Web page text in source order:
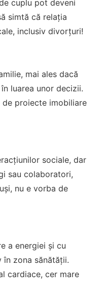
cuplu pot deveni
simtă că relația
inclusiv divorțuri!
mai ales dacă
luarea unor decizii.
de proiecte imobiliare
sociale, dar
sau colaboratori,
nu e vorba de
a energiei și cu
în zona sănătății.
cardiace, cer mare